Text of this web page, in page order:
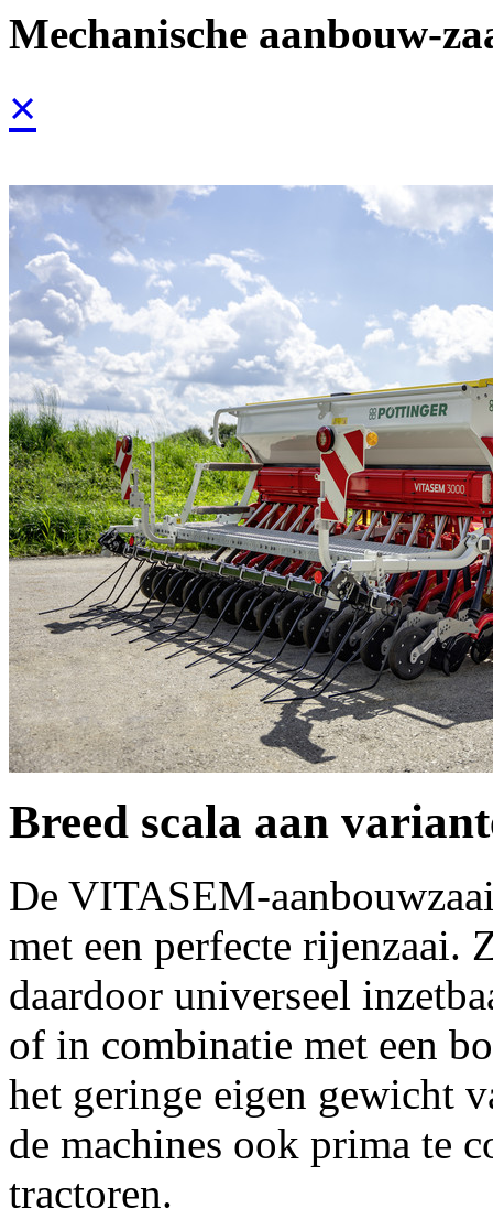
Mechanische aanbouw-
×
Breed scala aan
De VITASEM-
met een perfecte rijenzaai.
daardoor universeel
of in combinatie met een
het geringe eigen gewicht
de machines ook prima te
tractoren.